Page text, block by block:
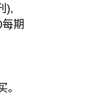
),
期
。